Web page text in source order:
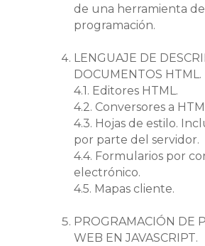
de una herramienta de
programación.
LENGUAJE DE
DOCUMENTOS HTML.
4.1. Editores HTML.
4.2. Conversores a
4.3. Hojas de estilo.
por parte del servidor.
4.4. Formularios por
electrónico.
4.5. Mapas cliente.
PROGRAMACIÓN DE
WEB EN JAVASCRIPT.